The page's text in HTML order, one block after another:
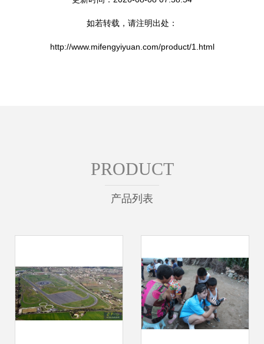
如若转载，请注明出处：
http://www.mifengyiyuan.com/product/1.html
PRODUCT
产品列表